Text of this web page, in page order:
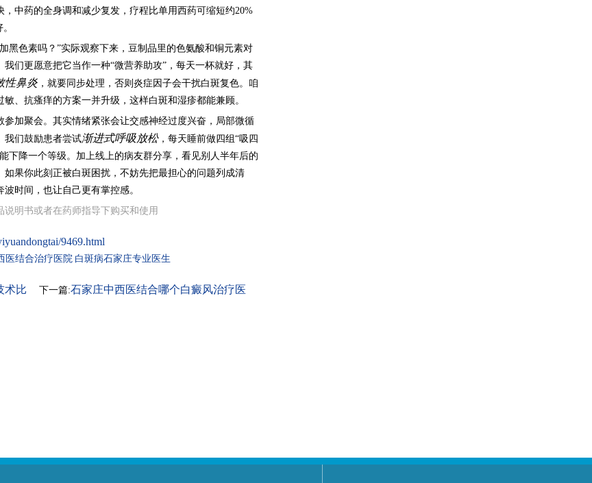
中药的全身调和减少复发，疗程比单用西药可缩短约20%
黑色素吗？”实际观察下来，豆制品里的色氨酸和铜元素对
们更愿意把它当作一种“微营养助攻”，每天一杯就好，其
性鼻炎 ，就要同步处理，否则炎症因子会干扰白斑复色。咱
、抗瘙痒的方案一并升级，这样白斑和湿疹都能兼顾。
加聚会。其实情绪紧张会让交感神经过度兴奋，局部微循
我们鼓励患者尝试渐进式呼吸放松，每天睡前做四组“吸四
下降一个等级。加上线上的病友群分享，看见别人半年后的
果你此刻正被白斑困扰，不妨先把最担心的问题列成清
时间，也让自己更有掌控感。
明书或者在药师指导下购买和使用
9469.html
医结合治疗医院 白斑病石家庄专业医生
术比
下一篇:石家庄中西医结合哪个白癜风治疗医